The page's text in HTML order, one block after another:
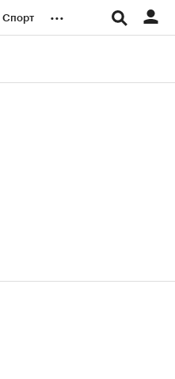
Спорт ...